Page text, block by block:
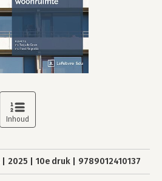
2025 10e druk 9789012410137